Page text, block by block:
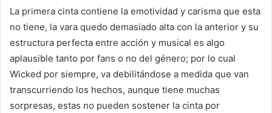
La primera cinta contiene la emotividad y carisma que esta
no tiene, la vara quedo demasiado alta con la anterior y su
estructura perfecta entre acción y musical es algo
aplausible tanto por fans o no del género; por lo cual
Wicked por siempre, va debilitándose a medida que van
transcurriendo los hechos, aunque tiene muchas
sorpresas, estas no pueden sostener la cinta por